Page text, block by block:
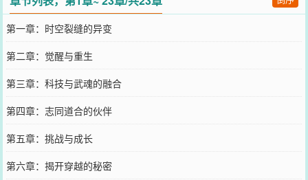
的世界里，他凭借着来自未来的智慧、战术思维以及不懈的努力，逐
渐解锁并掌握了属于自己的强大武魂——幽冥影刃，一种能够操控暗
影、隐匿身形、发动致命一击的神秘力量。面对武魂世界的重重挑战
与危机，夜幽冥没有退缩。他利用现代军事理论优化修炼方法，将科
技与武魂之力巧妙融合，创造出前所未有的战斗技巧。同时，他结识
了一群志同道合的伙伴，他们来自不同的家族与势力，却因共同的信
念而走到一起，共同对抗邪恶势力，守护这片大陆的和平与安宁。在
探索武魂世界的奥秘、挑战强者、揭露阴谋的过程中，夜幽冥逐渐揭
开了自己穿越背后的秘密，以及他与这个世界之间千丝万缕的联系。
他意识到，自己的到来不仅仅是巧合，更是命运的安排，他肩负着改
变武魂世界未来的重任。
您要是觉得《
武魂纪元：夜幽冥的异界征途
向您QQ群和微博微信里的朋友推荐哦！
第一章：时空裂缝的异变
第二章：觉醒与重生
第三章：科技与武魂的融合
第四章：志同道合的伙伴
第五章：挑战与成长
第六章：揭开穿越的秘密